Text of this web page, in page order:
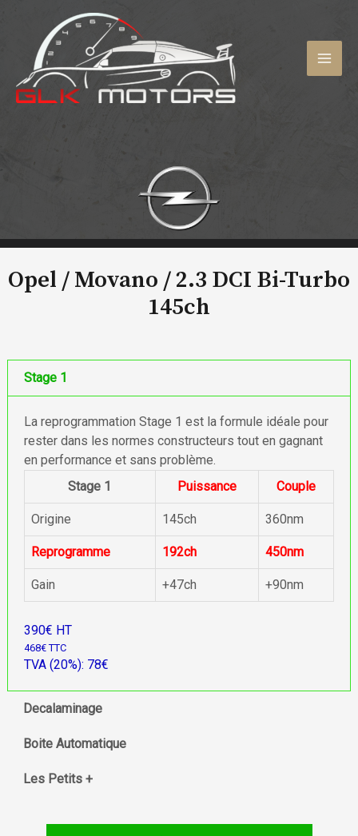
contenu
Opel / Movano /2.3 DCI Bi-Turbo
145ch
Stage 1
La reprogrammation Stage 1 est la formule idéale pour
rester dans les normes constructeurs tout en gagnant
en performance et sans problème.
Stage 1
Puissance Couple
Origine 145ch 360nm
Reprogramme 192ch 450nm
Gain +47ch +90nm
390€ HT
468€ TTC
TVA (20%): 78€
Decalaminage
Boite Automatique
Les Petits +